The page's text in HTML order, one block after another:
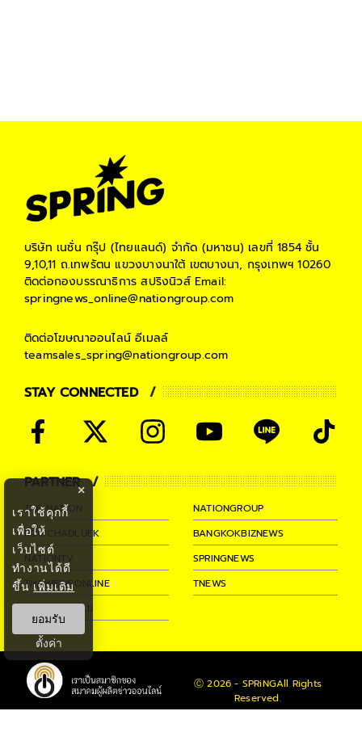
บริษัท เนชั่น กรุ๊ป (ไทยแลนด์) จำกัด (มหาชน) เลขที่ 1854 ชั้น
9,10,11 ถ.เทพรัตน แขวงบางนาใต้ เขตบางนา, กรุงเทพฯ 10260
ติดต่อกองบรรณาธิการ สปริงนิวส์Email:
springnews_online@nationgroup.com
ติดต่อโฆษณาออนไลน์ อีเมลล์
teamsales_spring@nationgroup.com
STAY CONNECTED
PARTNER
THE NATION
NATIONGROUP
KOMCHADLUEK
BANGKOKBIZNEWS
NATIONTV
SPRINGNEWS
THAINEWSONLINE
TNEWS
THANSETTAKIJ
Ⓒ 2026 - SPRiNGAll Rights
Reserved.
×
เราใช้คุกกี้
เพื่อให้
เว็บไซต์
ทำงานได้ดี
ขึ้นเพิ่มเติม
ยอมรับ
ตั้งค่า